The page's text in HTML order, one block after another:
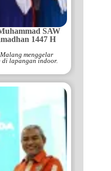
SAW
1447 H
menggelar
di lapangan indoor.